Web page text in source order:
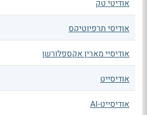
אודיטי טק
אודיסי תרפיוטיקס
אודיסיי מארין אקספלורשן
אודיסייט
אודיסייט-AI